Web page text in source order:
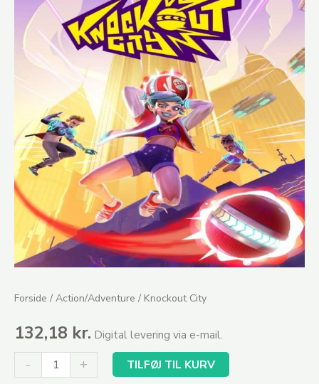
Forside / Action/Adventure / Knockout City
132,18 kr. Digital levering via e-mail.
-
antal
+ TILFØJ TIL KURV